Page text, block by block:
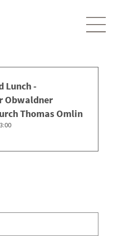
Lunch -
Obwaldner
Thomas Omlin